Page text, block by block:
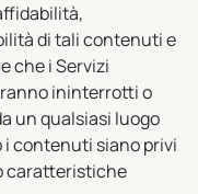
di tali contenuti e
che i Servizi
ininterrotti o
un qualsiasi luogo
i contenuti siano privi
caratteristiche